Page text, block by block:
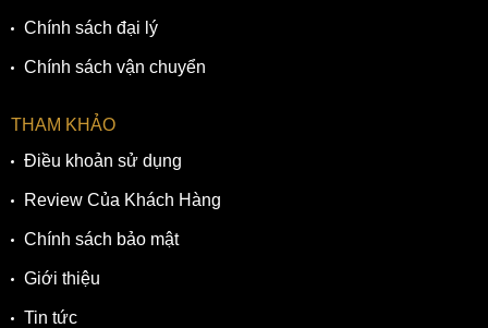
Dây đeo pói demi vàng hồng thời thượng với các liên kết
Chính sách đại lý
Chính sách vận chuyển
THAM KHẢO
Điều khoản sử dụng
Review Của Khách Hàng
Chính sách bảo mật
Giới thiệu
Tin tức